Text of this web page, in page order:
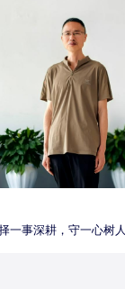
一事深耕，守一心树人